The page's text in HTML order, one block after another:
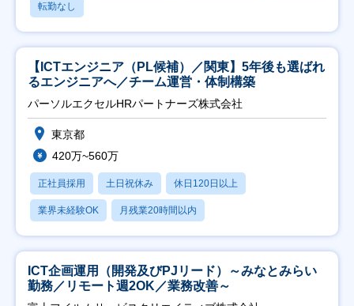
転勤なし
【ICTエンジニア（PL候補）／関東】5年後も選ばれ
るエンジニアへ／チーム運営・体制構築
パーソルエクセルHRパートナーズ株式会社
東京都
420万~560万
正社員採用 土日祝休み 休日120日以上
業界未経験OK 月残業20時間以内
ICT企画運用（開発及びPJリード）～みなとみらい
勤務／リモート週2OK／業務改善～